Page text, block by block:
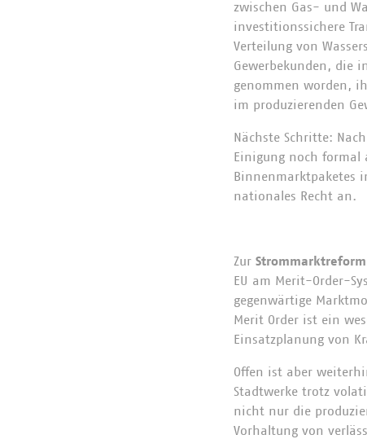
zwischen Gas- und
investitionssichere
Verteilung von
Gewerbekunden, die
genommen worden,
im produzierenden
Nächste Schritte:
Einigung noch formal
Binnenmarktpaketes
nationales Recht an.
Zur Strommarktreform
EU am Merit-Order-
gegenwärtige
Merit Order ist ein
Einsatzplanung von
Offen ist aber
Stadtwerke trotz
nicht nur die
Vorhaltung von